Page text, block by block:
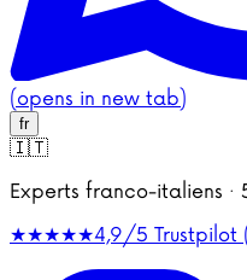
(opens in new tab)
fr
🇮🇹
Experts franco-italiens ·
★★★★★4,9/5 Trustpilot